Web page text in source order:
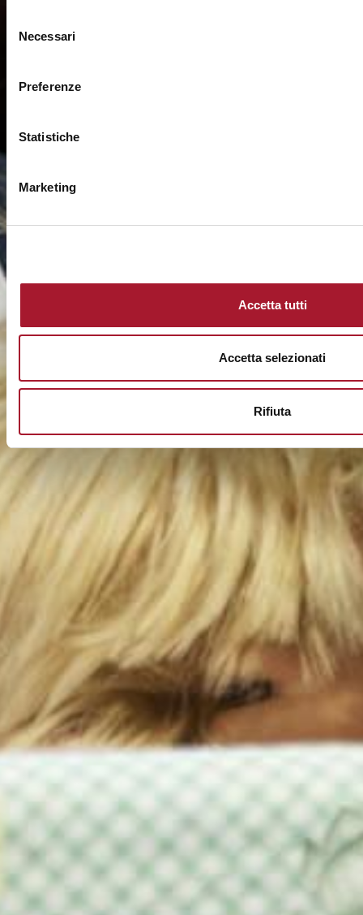
delNecessari
Preferenze
Statistiche
Marketing
Accetta tutti
Accetta selezionati
Rifiuta